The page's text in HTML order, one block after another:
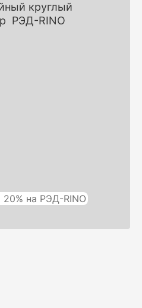
круглый
РЭД-RINO